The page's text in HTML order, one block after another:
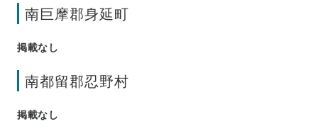
南巨摩郡身延町
掲載なし
南都留郡忍野村
掲載なし